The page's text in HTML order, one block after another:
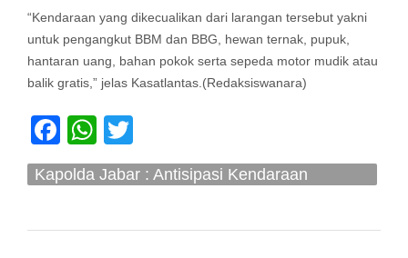
“Kendaraan yang dikecualikan dari larangan tersebut yakni
untuk pengangkut BBM dan BBG, hewan ternak, pupuk,
hantaran uang, bahan pokok serta sepeda motor mudik atau
balik gratis,” jelas Kasatlantas.(Redaksiswanara)
Facebook
WhatsApp
Kapolda Jabar : Antisipasi Kendaraan